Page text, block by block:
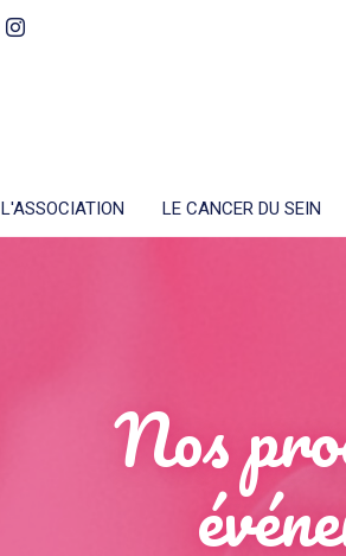
L'ASSOCIATION LE CANCER DU SEIN
Nos